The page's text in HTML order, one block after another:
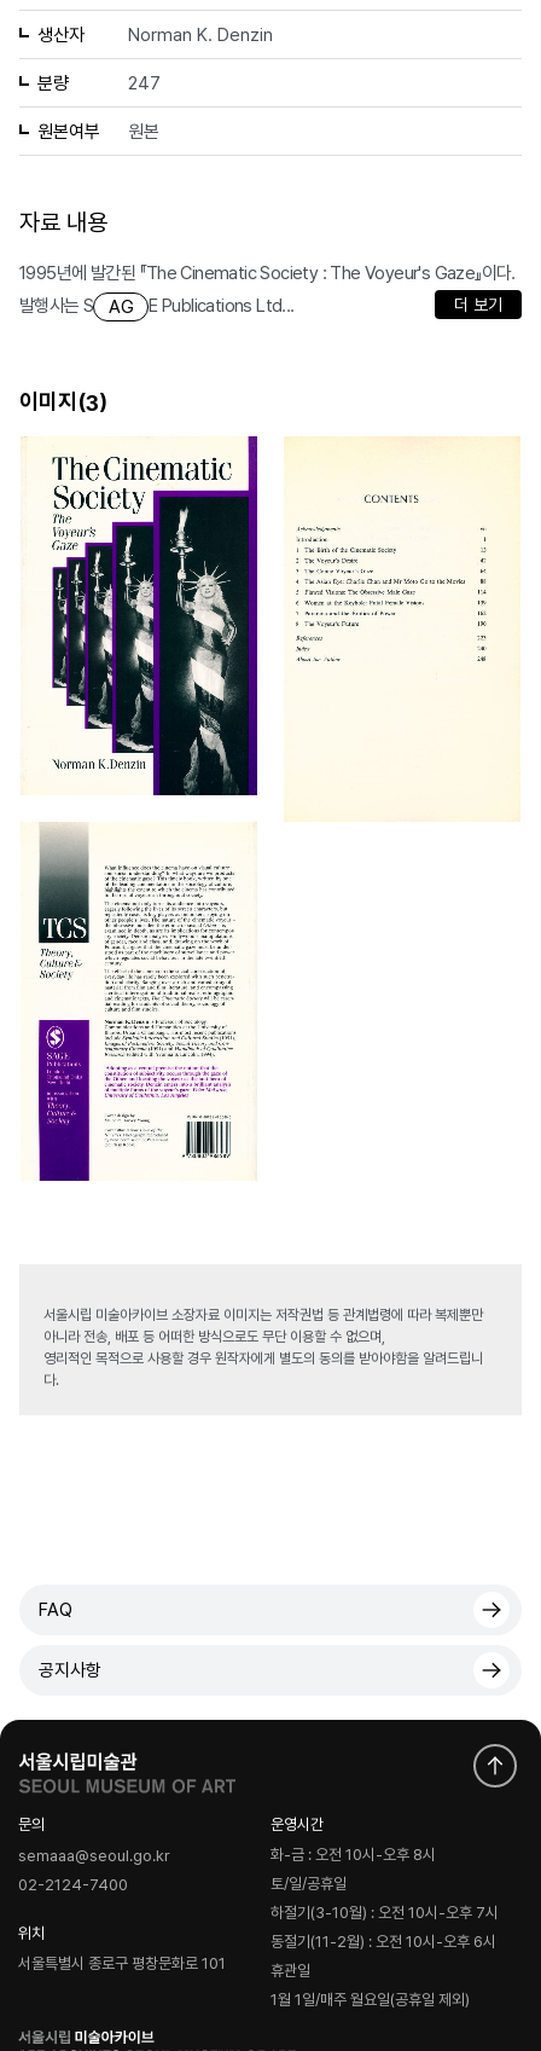
생산자 Norman K. Denzin
분량 247
원본여부 원본
자료 내용
1995년에 발간된 『The Cinematic Society : The Voyeur's Gaze』이다.
발행사는 S
AG E Publications Ltd... 더 보기
이미지(3)
서울시립 미술아카이브 소장자료 이미지는 저작권법 등 관계법령에 따라 복제뿐만
아니라 전송, 배포 등 어떠한 방식으로도 무단 이용할 수 없으며,
영리적인 목적으로 사용할 경우 원작자에게 별도의 동의를 받아야함을 알려드립니
다.
FAQ
공지사항
문의
semaaa@seoul.go.kr
02-2124-7400
위치
서울특별시 종로구 평창문화로 101
운영시간
화-금 : 오전 10시-오후 8시
토/일/공휴일
하절기(3-10월) : 오전 10시-오후 7시
동절기(11-2월) : 오전 10시-오후 6시
휴관일
1월 1일/매주 월요일(공휴일 제외)
로
고